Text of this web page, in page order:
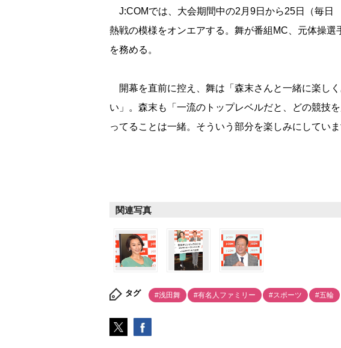
J:COMでは、大会期間中の2月9日から25日（毎
熱戦の模様をオンエアする。舞が番組MC、元体操選
を務める。
開幕を直前に控え、舞は「森末さんと一緒に楽し
い」。森末も「一流のトップレベルだと、どの競
ってることは一緒。そういう部分を楽しみにしてい
関連写真
タグ #浅田舞 #有名人ファミリー #スポーツ #五輪